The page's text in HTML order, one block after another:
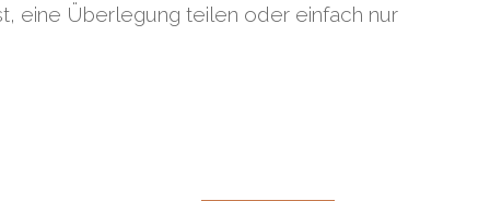
eine Überlegung teilen oder einfach nur